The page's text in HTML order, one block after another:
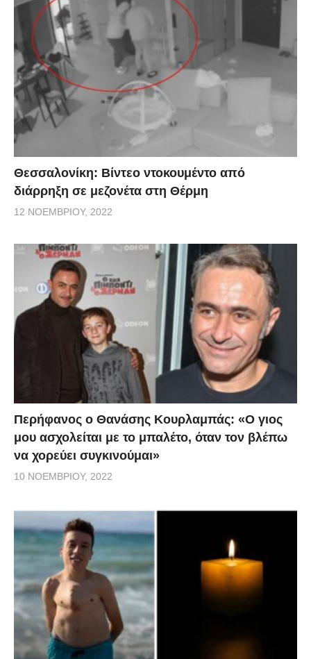
Θεσσαλονίκη: Βίντεο ντοκουμέντο από
διάρρηξη σε μεζονέτα στη Θέρμη
12 ΝΟΕΜΒΡΊΟΥ, 2022
Περήφανος ο Θανάσης Κουρλαμπάς: «Ο γιος
μου ασχολείται με το μπαλέτο, όταν τον βλέπω
να χορεύει συγκινούμαι»
10 ΝΟΕΜΒΡΊΟΥ, 2022